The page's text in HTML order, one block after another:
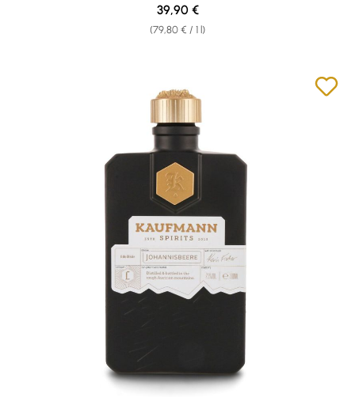
(79,80 € / 1 l)
Regular price:
39,90 €